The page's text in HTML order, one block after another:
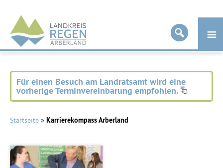
Landkreis
Regen
Für einen Besuch am Landratsamt wird eine
vorherige Terminvereinbarung empfohlen.
Startseite » Karrierekompass Arberland